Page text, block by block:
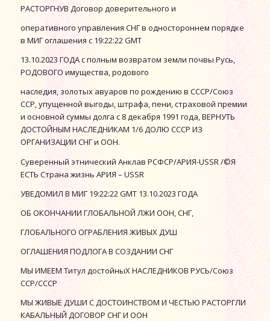
РАСТОРГНУВ Договор доверительного и
оперативного управления СНГ в одностороннем порядке
в МИГ оглашения с 19:22:22 GMT
13.10.2023 ГОДА с полным возвратом земли почвы Русь,
РОДОВОГО имущества, родового
наследия, золотых авуаров по рождению в СССР/Союз
ССР, упущенной выгоды, штрафа, пени, страховой премии
и основной суммы долга с 8 декабря 1991 года, ВЕРНУТЬ
ДОСТОЙНЫМ НАСЛЕДНИКАМ 1/6 ДОЛЮ СССР ИЗ
ОРГАНИЗАЦИИ СНГ и ООН.
Суверенный этнический Анклав РСФСР/АРИЯ-USSR /©Я
ЕСТЬ Страна жизнь АРИЯ – USSR
УВЕДОМИЛ В МИГ 19:22:22 GMT 13.10.2023 ГОДА
ОБ ОКОНЧАНИИ ГЛОБАЛЬНОЙ ЛЖИ ООН, СНГ,
ГЛОБАЛЬНОГО ОГРАБЛЕНИЯ ЖИВЫХ ДУШ
ОГЛАШЕНИЯ ПОДЛОГА В СОЗДАНИИ СНГ
МЫ ИМЕЕМ Титул достойныХ НАСЛЕДНИКОВ РУСЬ/Союз
ССР/СССР
МЫ ЖИВЫЕ ДУШИ С ДОСТОИНСТВОМ И ЧЕСТЬЮ РАСТОРГЛИ
КАБАЛЬНЫЙ ДОГОВОР СНГ И ООН